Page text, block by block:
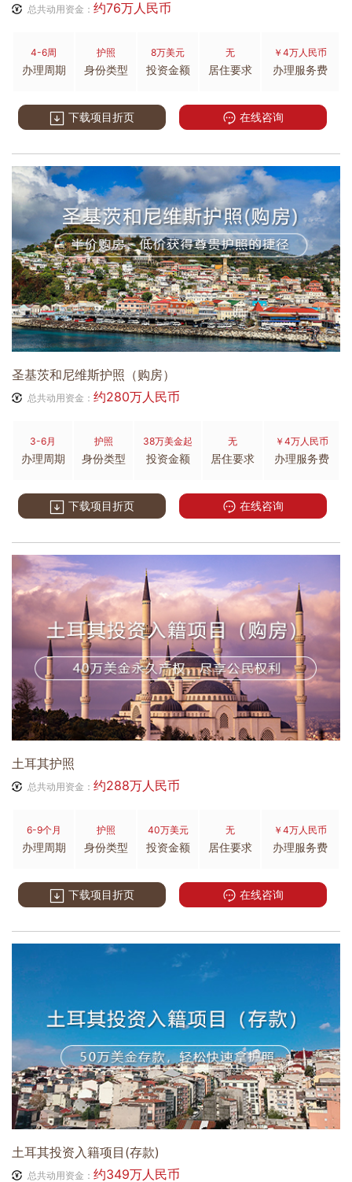
总共动用资金： 约76万人民币
4-6周
办理周期
护照
身份类型
8万美元
投资金额
无
居住要求
￥4万人民币
办理服务费
下载项目折页 在线咨询
圣基茨和尼维斯护照（购房）
总共动用资金： 约280万人民币
3-6月
办理周期
护照
身份类型
38万美金起
投资金额
无
居住要求
￥4万人民币
办理服务费
下载项目折页 在线咨询
土耳其护照
总共动用资金： 约288万人民币
6-9个月
办理周期
护照
身份类型
40万美元
投资金额
无
居住要求
￥4万人民币
办理服务费
下载项目折页 在线咨询
土耳其投资入籍项目(存款)
总共动用资金： 约349万人民币